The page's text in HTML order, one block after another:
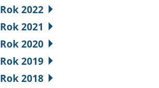
Rok 2022
Rok 2021
Rok 2020
Rok 2019
Rok 2018